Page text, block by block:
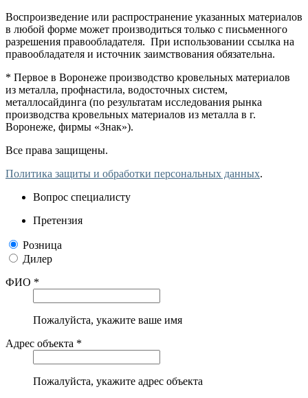
Воспроизведение или распространение указанных материалов
в любой форме может производиться только с письменного
разрешения правообладателя. При использовании ссылка на
правообладателя и источник заимствования обязательна.
* Первое в Воронеже производство кровельных материалов
из металла, профнастила, водосточных систем,
металлосайдинга (по результатам исследования рынка
производства кровельных материалов из металла в г.
Воронеже, фирмы «Знак»).
Все права защищены.
Политика защиты и обработки персональных данных.
Вопрос специалисту
Претензия
Розница
Дилер
ФИО *
Пожалуйста, укажите ваше имя
Адрес объекта *
Пожалуйста, укажите адрес объекта